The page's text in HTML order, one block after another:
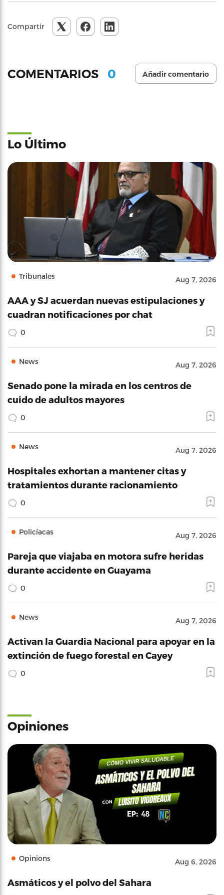
Compartir
COMENTARIOS 0 Añadir comentario
Lo Último
Tribunales Aug 7, 2026
AAA y SJ acuerdan nuevas estipulaciones y
cuadran notificaciones por chat
0
News Aug 7, 2026
Senado pone la mirada en los centros de
cuido de adultos mayores
0
News Aug 7, 2026
Hospitales exhortan a mantener citas y
tratamientos durante racionamiento
0
Policíacas Aug 7, 2026
Pareja que viajaba en motora sufre heridas
durante accidente en Guayama
0
News Aug 7, 2026
Activan la Guardia Nacional para apoyar en la
extinción de fuego forestal en Cayey
0
Opiniones
Opinions Aug 6, 2026
Asmáticos y el polvo del Sahara